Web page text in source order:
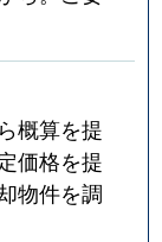
概算を提
価格を提
物件を調